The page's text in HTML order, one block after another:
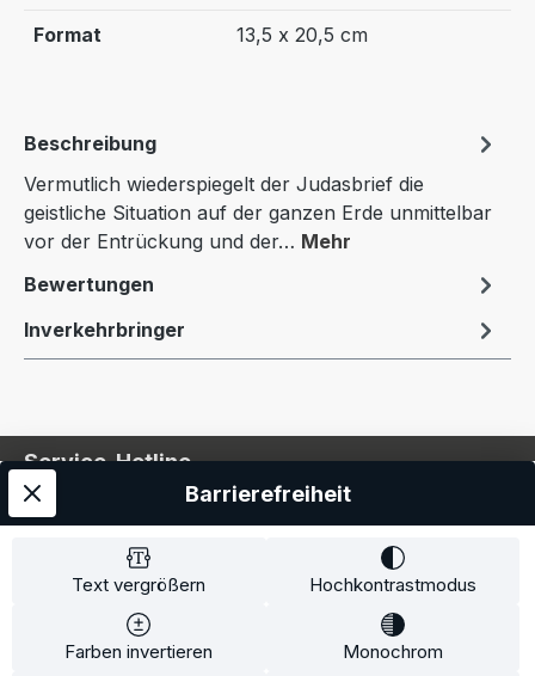
Format 13,5 x 20,5 cm
Beschreibung
Vermutlich wiederspiegelt der Judasbrief die
geistliche Situation auf der ganzen Erde unmittelbar
vor der Entrückung und der… Mehr
Bewertungen
Inverkehrbringer
Service-Hotline
Service
Information
Text vergrößern Hochkontrastmodus
Farben invertieren Monochrom
Barrierefreiheit